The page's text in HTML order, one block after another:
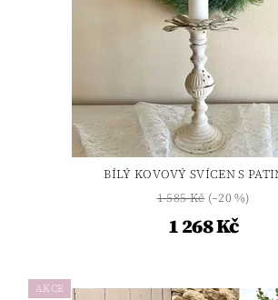
BÍLÝ KOVOVÝ SVÍCEN S
1 585 Kč(–20 %)
1 268 Kč
AKCE